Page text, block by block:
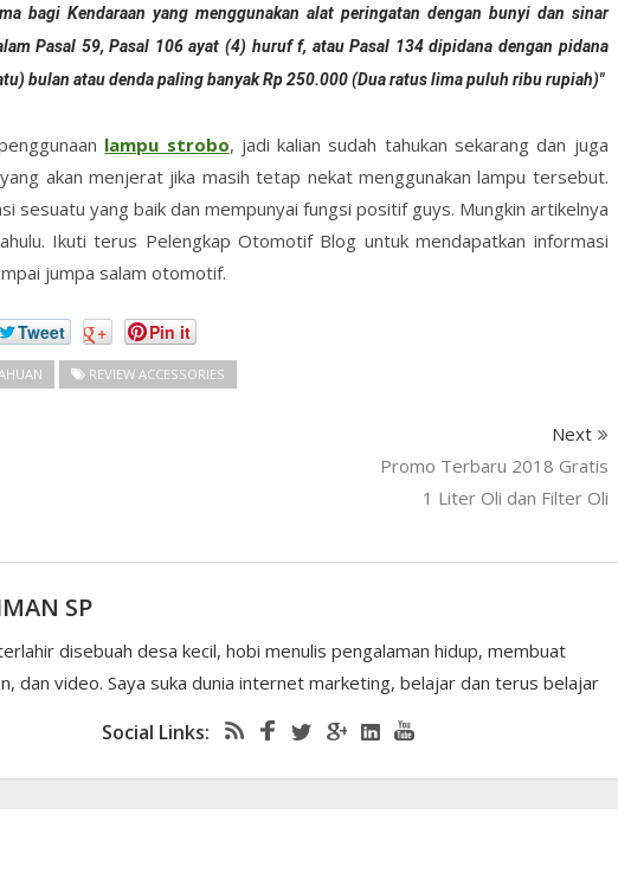
bagi Kendaraan yang menggunakan alat peringatan dengan bunyi dan sinar
Pasal 59, Pasal 106 ayat (4) huruf f, atau Pasal 134 dipidana dengan pidana
bulan atau denda paling banyak Rp 250.000 (Dua ratus lima puluh ribu rupiah)"
lampu strobo, jadi kalian sudah tahukan sekarang dan juga
akan menjerat jika masih tetap nekat menggunakan lampu tersebut.
sesuatu yang baik dan mempunyai fungsi positif guys. Mungkin artikelnya
Ikuti terus Pelengkap Otomotif Blog untuk mendapatkan informasi
jumpa salam otomotif.
Tweet +
Pin it
REVIEW ACCESSORIES
Next
Promo Terbaru 2018 Gratis
1 Liter Oli dan Filter Oli
SP
disebuah desa kecil, hobi menulis pengalaman hidup, membuat
dan video. Saya suka dunia internet marketing, belajar dan terus belajar
Social Links: